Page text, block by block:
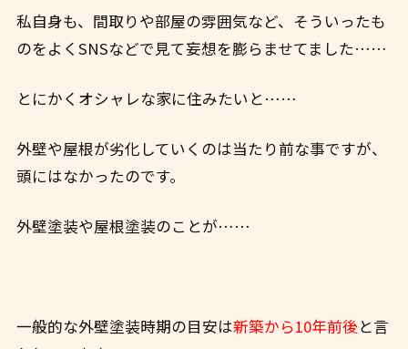
私自身も、間取りや部屋の雰囲気など、そういったも
のをよくSNSなどで見て妄想を膨らませてました……
とにかくオシャレな家に住みたいと……
外壁や屋根が劣化していくのは当たり前な事ですが、
頭にはなかったのです。
外壁塗装や屋根塗装のことが……
一般的な外壁塗装時期の目安は新築から10年前後と言